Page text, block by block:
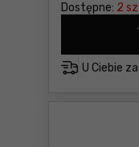
Dostępne: 2
U Ciebie za